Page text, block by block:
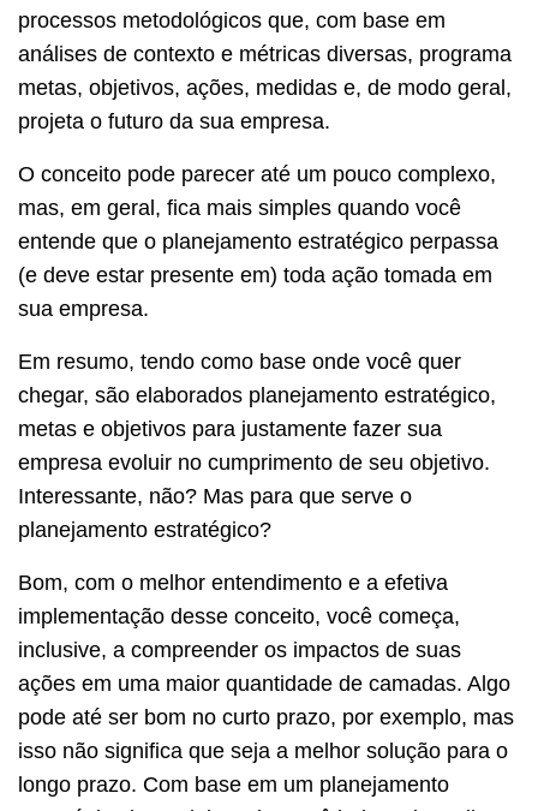
processos metodológicos que, com base em
análises de contexto e métricas diversas, programa
metas, objetivos, ações, medidas e, de modo geral,
projeta o futuro da sua empresa.
O conceito pode parecer até um pouco complexo,
mas, em geral, fica mais simples quando você
entende que o planejamento estratégico perpassa
(e deve estar presente em) toda ação tomada em
sua empresa.
Em resumo, tendo como base onde você quer
chegar, são elaborados planejamento estratégico,
metas e objetivos para justamente fazer sua
empresa evoluir no cumprimento de seu objetivo.
Interessante, não? Mas para que serve o
planejamento estratégico?
Bom, com o melhor entendimento e a efetiva
implementação desse conceito, você começa,
inclusive, a compreender os impactos de suas
ações em uma maior quantidade de camadas. Algo
pode até ser bom no curto prazo, por exemplo, mas
isso não significa que seja a melhor solução para o
longo prazo. Com base em um planejamento